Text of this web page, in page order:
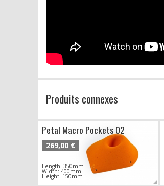
Produits connexes
Petal Macro Pockets 02
269,00 €
Length: 350mm
Width: 400mm
Height: 150mm